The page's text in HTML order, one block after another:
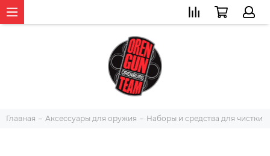
Главная Аксессуары для оружия Наборы и средства для чистки